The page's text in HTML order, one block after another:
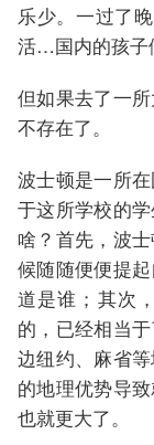
乐少。一过了
活…国内的孩
但如果去了一
不存在了。
波士顿是一所
于这所学校的
啥？首先，波
候随随便便提
道是谁；其次
的，已经相当
边纽约、麻省
的地理优势导
也就更大了。